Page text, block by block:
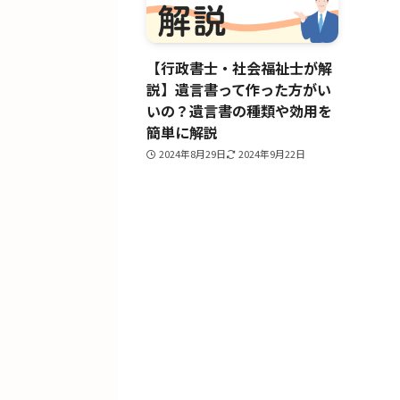
【行政書士・社会福祉士が解
説】遺言書って作った方がい
いの？遺言書の種類や効用を
簡単に解説
2024年8月29日 2024年9月22日